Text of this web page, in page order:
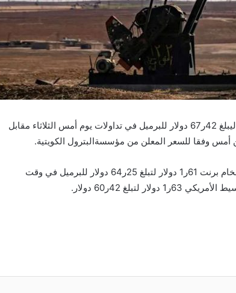
انخفض سعر برميل النفط الكويتي 12ر2 دولار ليبلغ 42ر67 دولار للبرميل في تداولات يوم أمس الثلاثاء مقابل
وفي الأسواق العالمية انخفضت العقود الآجلة لخام برنت 61ر1 دولار لتبلغ 25ر64 دولار للبرميل في وقت
42ر60 دولار.